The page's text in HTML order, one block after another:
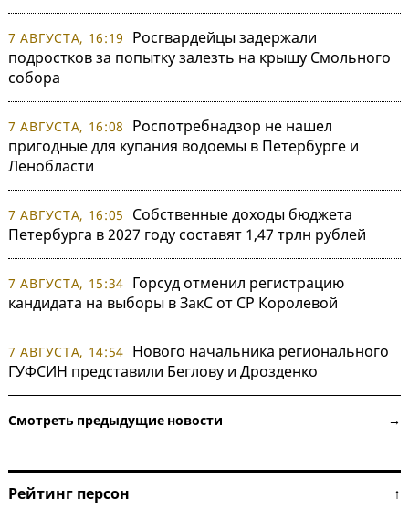
7 АВГУСТА, 16:19
Росгвардейцы задержали
подростков за попытку залезть на крышу Смольного
собора
7 АВГУСТА, 16:08
Роспотребнадзор не нашел
пригодные для купания водоемы в Петербурге и
Ленобласти
7 АВГУСТА, 16:05
Собственные доходы бюджета
Петербурга в 2027 году составят 1,47 трлн рублей
7 АВГУСТА, 15:34 Горсуд отменил регистрацию
кандидата на выборы в ЗакС от СР Королевой
7 АВГУСТА, 14:54 Нового начальника регионального
ГУФСИН представили Беглову и Дрозденко
Смотреть предыдущие новости →
Рейтинг персон ↑